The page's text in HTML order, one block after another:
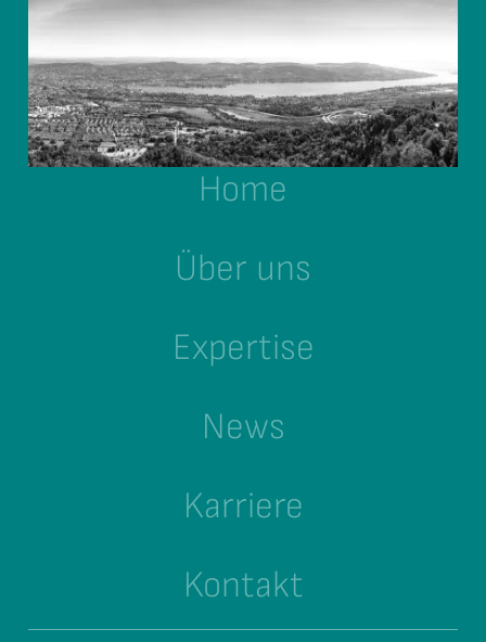
Home
Über uns
Expertise
News
Karriere
Kontakt